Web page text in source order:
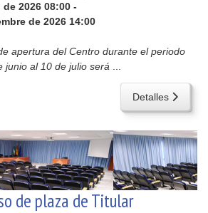
2026 08:00 -
de 2026 14:00
apertura del Centro durante el periodo
junio al 10 de julio será
Detalles
de plaza de Titular